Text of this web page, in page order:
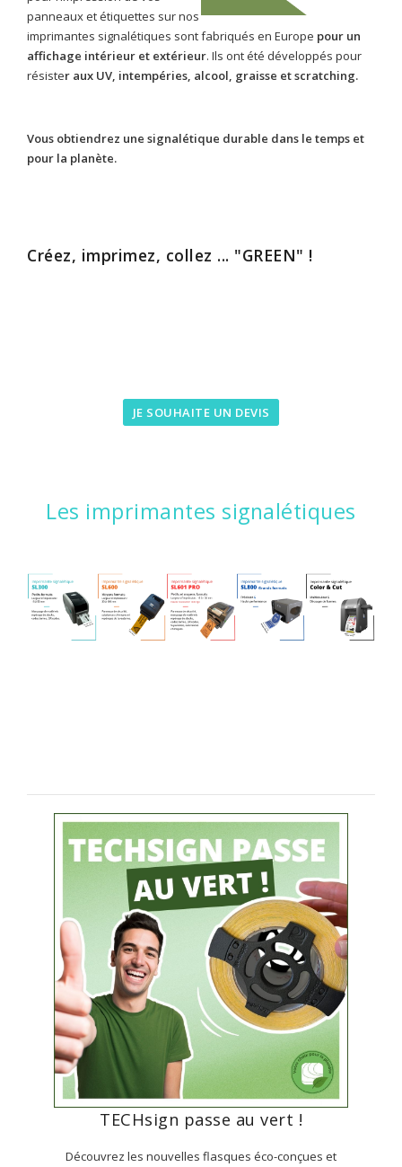
panneaux et étiquettes sur nos
imprimantes signalétiques sont fabriqués en Europe pour un
affichage intérieur et extérieur. Ils ont été développés pour
résister aux UV, intempéries, alcool, graisse et scratching.
Vous obtiendrez une signalétique durable dans le temps et
pour la planète.
Créez, imprimez, collez ... "GREEN" !
JE SOUHAITE UN DEVIS
Les imprimantes signalétiques
TECHsign passe au vert !
Découvrez les nouvelles flasques éco-conçues et